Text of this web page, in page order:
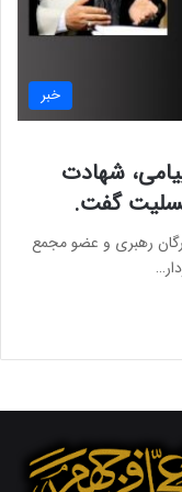
خبر
شهادت
تسلیت گفت.
رهبری و عضو مجمع